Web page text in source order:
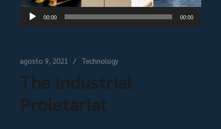
Reproductor
de
00:00 00:00
agosto 9, 2021 Technology
The Industrial
Proletariat